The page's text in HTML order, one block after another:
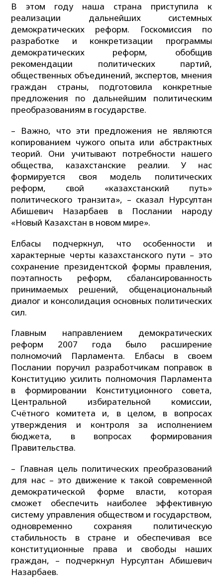
В этом году наша страна приступила к
реализации дальнейших системных
демократических реформ. Госкомиссия по
разработке и конкретизации программы
демократических реформ, обобщив
рекомендации политических партий,
общественных объединений, экспертов, мнения
граждан страны, подготовила конкретные
предложения по дальнейшим политическим
преобразованиям в государстве.
– Важно, что эти предложения не являются
копированием чужого опыта или абстрактных
теорий. Они учитывают потребности нашего
общества, казахстанские реалии. У нас
формируется своя модель политических
реформ, свой «казахстанский путь»
политического транзита», – сказал Нурсултан
Абишевич Назарбаев в Послании народу
«Новый Казахстан в новом мире».
Елбасы подчеркнул, что особенности и
характерные черты казахстанского пути – это
сохранение президентской формы правления,
поэтапность реформ, сбалансированность
принимаемых решений, общенациональный
диалог и консолидация основных политических
сил.
Главным направлением демократических
реформ 2007 года было расширение
полномочий Парламента. Елбасы в своем
Послании поручил разработчикам поправок в
Конституцию усилить полномочия Парламента
в формировании Конституционного совета,
Центральной избирательной комиссии,
Счётного комитета и, в целом, в вопросах
утверждения и контроля за исполнением
бюджета, в вопросах формирования
Правительства.
– Главная цель политических преобразований
для нас – это движение к такой современной
демократической форме власти, которая
сможет обеспечить наиболее эффективную
систему управления обществом и государством,
одновременно сохраняя политическую
стабильность в стране и обеспечивая все
конституционные права и свободы наших
граждан, – подчеркнул Нурсултан Абишевич
Назарбаев.